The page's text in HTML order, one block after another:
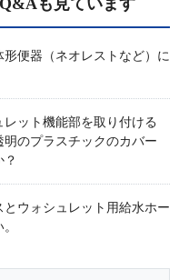
も見ています
便器（ネオレストなど）に
ット機能部を取り付ける
のプラスチックのカバー
ウォシュレット用給水ホー